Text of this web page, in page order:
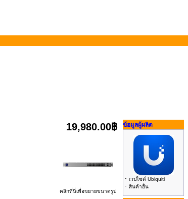
19,980.00฿
คลิกที่นี่เพื่อขยายขนาดรูป
ข้อมูลผู้ผลิต
- เวปไซด์ Ubiquiti
- สินค้าอื่น